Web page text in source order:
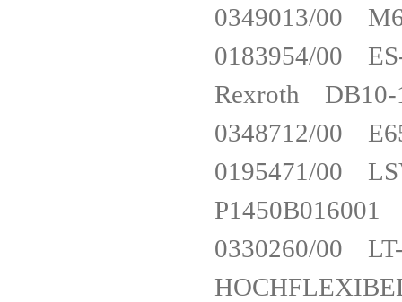
0349013/00
0183954/00
Rexroth
0348712/00
0195471/00
0330260/00